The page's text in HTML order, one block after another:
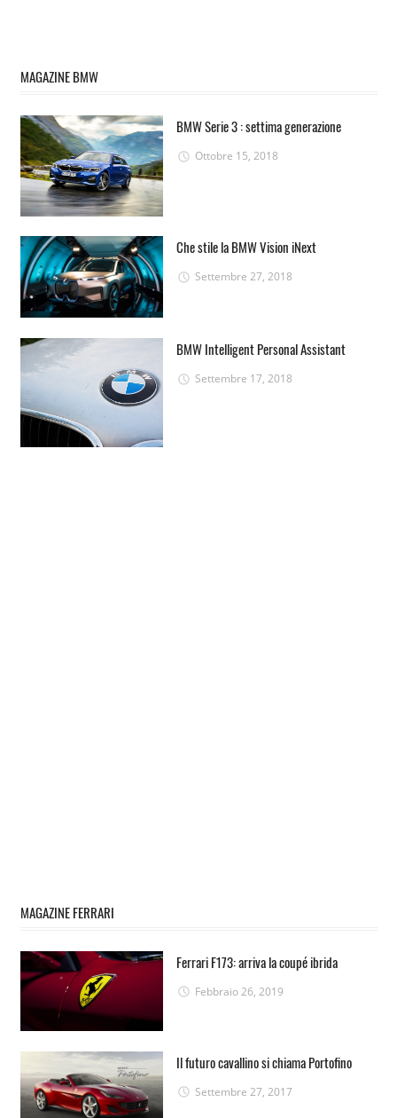
MAGAZINE BMW
BMW Serie 3 : settima generazione
Ottobre 15, 2018
Che stile la BMW Vision iNext
Settembre 27, 2018
BMW Intelligent Personal Assistant
Settembre 17, 2018
MAGAZINE FERRARI
Ferrari F173: arriva la coupé ibrida
Febbraio 26, 2019
Il futuro cavallino si chiama Portofino
Settembre 27, 2017